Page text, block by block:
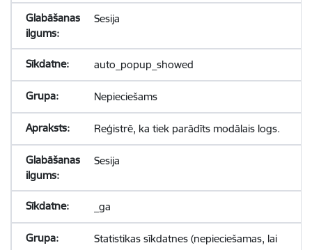
Sesija
auto_popup_showed
Nepieciešams
Reģistrē, ka tiek parādīts modālais logs.
Sesija
_ga
Statistikas sīkdatnes (nepieciešamas, lai